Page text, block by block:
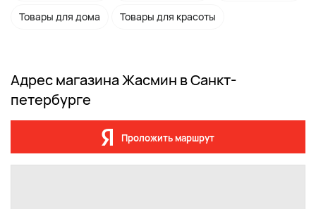
Товары для дома Товары для красоты
Адрес магазина Жасмин в Санкт-
петербурге
Проложить маршрут